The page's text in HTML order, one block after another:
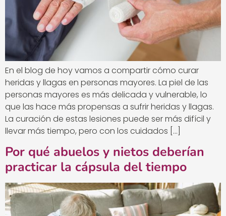
En el blog de hoy vamos a compartir cómo curar
heridas y llagas en personas mayores. La piel de las
personas mayores es más delicada y vulnerable, lo
que las hace más propensas a sufrir heridas y llagas.
La curación de estas lesiones puede ser más difícil y
llevar más tiempo, pero con los cuidados […]
Por qué abuelos y nietos deberían
practicar la cápsula del tiempo